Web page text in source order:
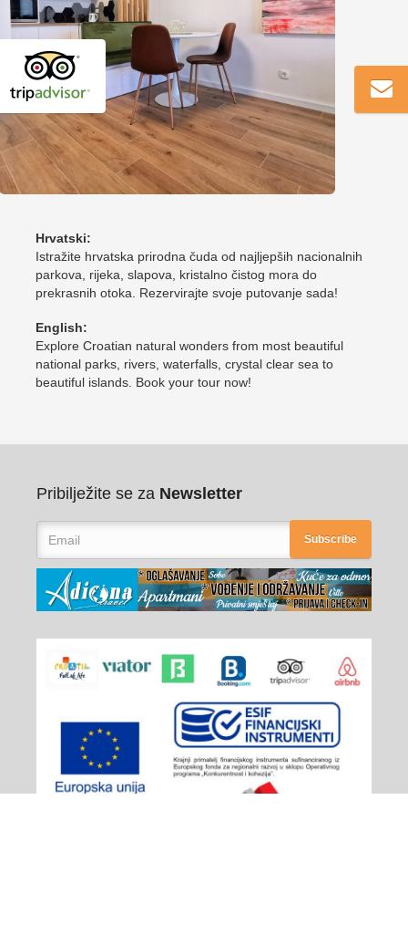
Hrvatski:
Istražite hrvatska prirodna čuda od najljepših nacionalnih
parkova, rijeka, slapova, kristalno čistog mora do
prekrasnih otoka. Rezervirajte svoje putovanje sada!
English:
Explore Croatian natural wonders from most beautiful
national parks, rivers, waterfalls, crystal clear sea to
beautiful islands. Book your tour now!
Pribilježite se za Newsletter
Subscribe